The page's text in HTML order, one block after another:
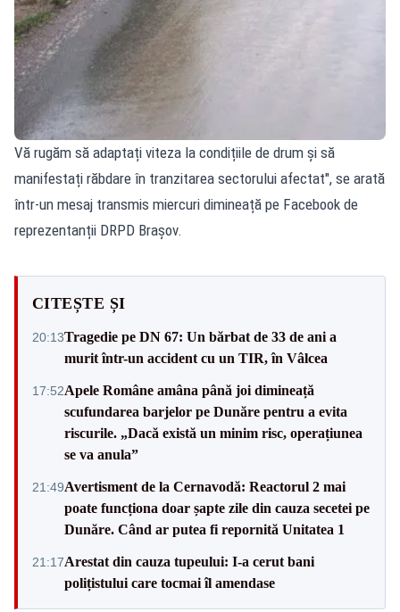
Vă rugăm să adaptați viteza la condițiile de drum și să
manifestați răbdare în tranzitarea sectorului afectat", se arată
într-un mesaj transmis miercuri dimineață pe Facebook de
reprezentanții DRPD Brașov.
CITEȘTE ȘI
20:13Tragedie pe DN 67: Un bărbat de 33 de ani a
murit într-un accident cu un TIR, în Vâlcea
17:52Apele Române amâna până joi dimineață
scufundarea barjelor pe Dunăre pentru a evita
riscurile. „Dacă există un minim risc, operațiunea
se va anula”
21:49Avertisment de la Cernavodă: Reactorul 2 mai
poate funcționa doar șapte zile din cauza secetei pe
Dunăre. Când ar putea fi repornită Unitatea 1
21:17Arestat din cauza tupeului: I-a cerut bani
polițistului care tocmai îl amendase